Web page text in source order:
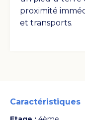
proximité
et transports.
Caractéristiques